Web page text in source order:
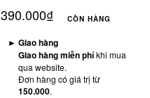
390.000₫ CÒN HÀNG
► Giao hàng
Giao hàng miễn phíkhi mua
qua website.
Đơn hàng có giá trị từ
150.000.